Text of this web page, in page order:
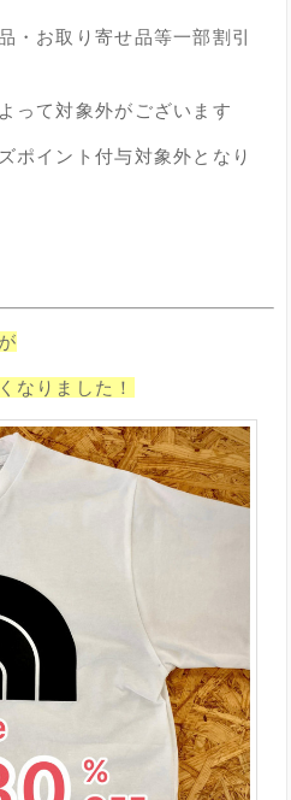
お取り寄せ品等一部割引
って対象外がございます
ポイント付与対象外となり
なりました！